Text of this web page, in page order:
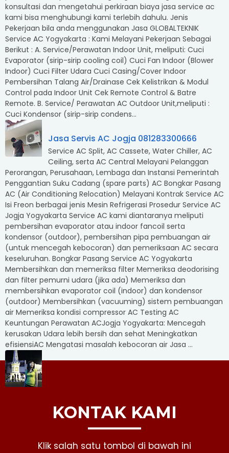
konsultasi dan mengetahui perkiraan biaya jasa service ac
kami bisa menghubungi kami terlebih dahulu. Jenis
Pekerjaan bila anda menggunakan Jasa GLOBALTEKNIK
Service AC Yogyakarta : Kami Melayani Pekerjaan Sebagai
Berikut : A. Service/Perawatan Indoor Unit, meliputi: Cuci
Evaporator (sirip-sirip cooling coil) Cuci Fan Indoor (Blower
Indoor) Cuci Filter Udara Cuci Casing/Cover Indoor
Pembersihan Talang Air/Drainase Cek Kelistrikan & Modul
Control pada Indoor Unit Cek Remote Control & Batre
Remote. B. Service/ Perawatan AC Outdoor Unit,meliputi :
Cuci Kondensor (sirip-sirip condens...
Jasa Servis AC Jogja 081283300666
Service AC Split, AC Cassete, Water Chiller, AC
Ceiling, serta AC Central Melayani Pelanggan
Perorangan, Perusahaan, Lembaga dan Instansi Pemerintah
Penggantian Suku Cadang (spare parts) AC Bongkar Pasang
AC (Air Conditioning Relocation) Melayani Kontrak Service AC
Isi Freon berbagai jenis Mesin Refrigerasi Prosedur Service AC
Jogja Yogyakarta Service AC kami diantaranya meliputi
pembersihan evaporator atau indoor fancoil serta
kondensor (outdoor), pembersihan pipa pembuangan air
(untuk mencegah kebocoran) dan pemeriksaan AC secara
keseluruhan. Bongkar Pasang Service AC Yogyakarta
Membersihkan dan memeriksa filter Memeriksa deodorising
dan filter pemurni udara (jika ada) Memeriksa dan
membersihkan evaporator coil (indoor) dan kondensor
(outdoor) Membersihkan (vacuuming) sistem pembuangan
air Memeriksa kondisi compressor AC Testing AC
Keuntungan Perawatan ACJogja Yogyakarta: Mencegah
kerusakan Udara lebih bersih dan sehat Meningkatkan
efisiensiAC Mengatasi masalah kebocoran air Jasa ...
KONTAK KAMI
Klik salah satu tombol di bawah ini